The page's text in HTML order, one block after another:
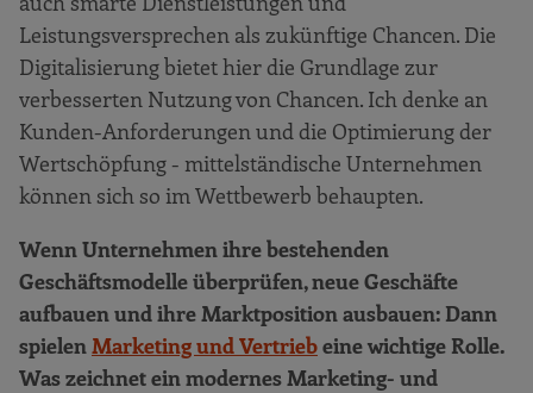
Leistungsversprechen als zukünftige Chancen. Die
Digitalisierung bietet hier die Grundlage zur
verbesserten Nutzung von Chancen. Ich denke an
Kunden-Anforderungen und die Optimierung der
Wertschöpfung - mittelständische Unternehmen
können sich so im Wettbewerb behaupten.
Wenn Unternehmen ihre bestehenden
Geschäftsmodelle überprüfen, neue Geschäfte
aufbauen und ihre Marktposition ausbauen: Dann
spielenMarketing und Vertriebeine wichtige Rolle.
Was zeichnet ein modernes Marketing- und